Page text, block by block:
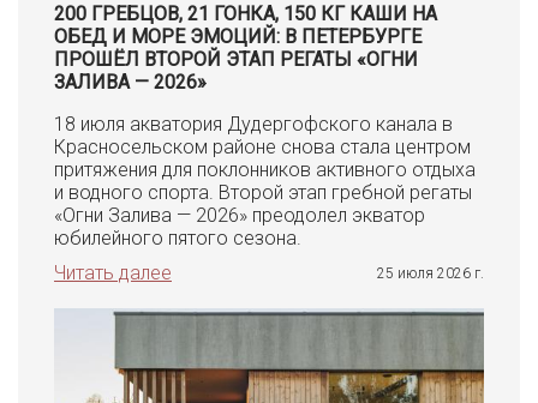
200 ГРЕБЦОВ, 21 ГОНКА, 150 КГ КАШИ НА
ОБЕД И МОРЕ ЭМОЦИЙ: В ПЕТЕРБУРГЕ
ПРОШЁЛ ВТОРОЙ ЭТАП РЕГАТЫ «ОГНИ
ЗАЛИВА — 2026»
18 июля акватория Дудергофского канала в
Красносельском районе снова стала центром
притяжения для поклонников активного отдыха
и водного спорта. Второй этап гребной регаты
«Огни Залива — 2026» преодолел экватор
юбилейного пятого сезона.
Читать далее
25 июля 2026 г.